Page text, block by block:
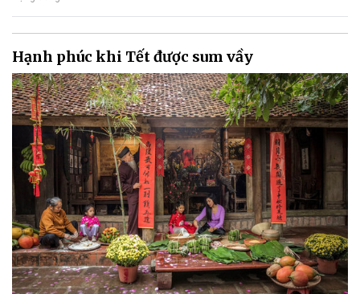
Hạnh phúc khi Tết được sum vầy